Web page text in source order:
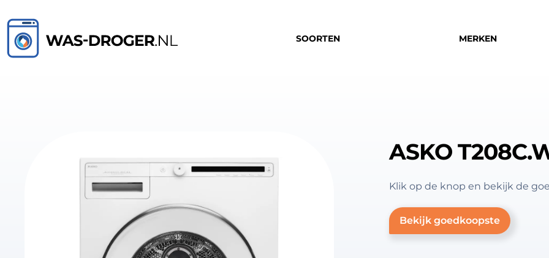
SOORTEN MERKEN
ASKO
Klik op de knop en bekijk de
Bekijk goedkoopste